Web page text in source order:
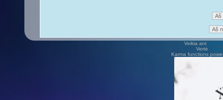
Veikia ant
Vertė Vilius
Karma functions